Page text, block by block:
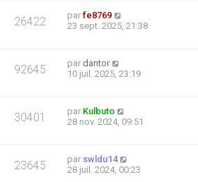
26422
parfe8769
23 sept. 2025, 21:38
92645
par dantor
10 juil. 2025, 23:19
30401
par Kulbuto
28 nov. 2024, 09:51
23645
par swldu14
28 juil. 2024, 00:23